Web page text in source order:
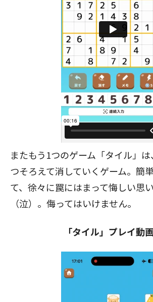
またもう1つのゲーム「タイル」
つそろえて消していくゲーム。簡
て、徐々に罠にはまって悔しい思
（泣）。侮ってはいけません。
「タイル」プレイ動